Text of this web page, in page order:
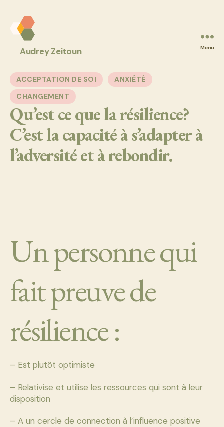
Audrey
Audrey Zeitoun Menu
Catégories
ACCEPTATION DE SOI
ANXIÉTÉ
CHANGEMENT
Qu’est ce que la résilience?
C’est la capacité à s’adapter à
l’adversité et à rebondir.
Un personne qui
fait preuve de
résilience :
– Est plutôt optimiste
– Relativise et utilise les ressources qui sont à leur
disposition
– A un cercle de connection à l’influence positive